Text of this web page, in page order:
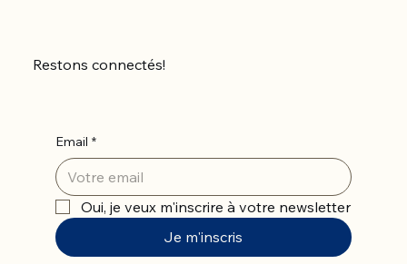
Restons connectés!
Email *
Oui, je veux m'inscrire à votre newsletter
Je m'inscris